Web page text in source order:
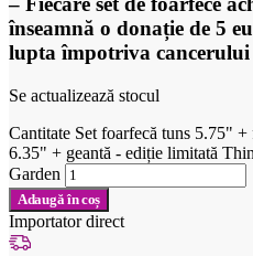
înseamnă o donație de 5
lupta împotriva cancerului
Se actualizează stocul
Cantitate Set foarfecă tuns 5.75"
6.35" + geantă - ediție limitată
Garden
Adaugă în coș
Importator direct